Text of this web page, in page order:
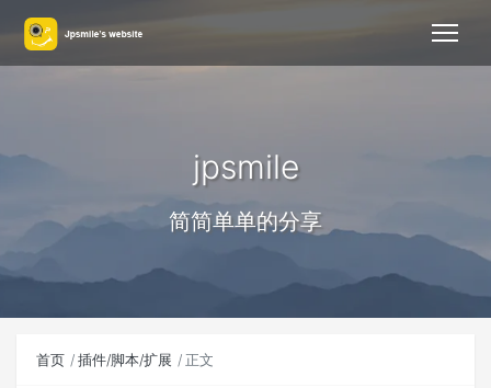
jpsmile
简简单单的分享
首页 插件/脚本/扩展 正文